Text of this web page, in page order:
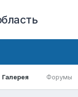
Галерея Форумы